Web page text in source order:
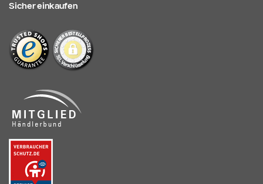
Sicher einkaufen